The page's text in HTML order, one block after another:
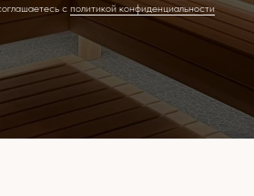
c политикой конфиденциальности